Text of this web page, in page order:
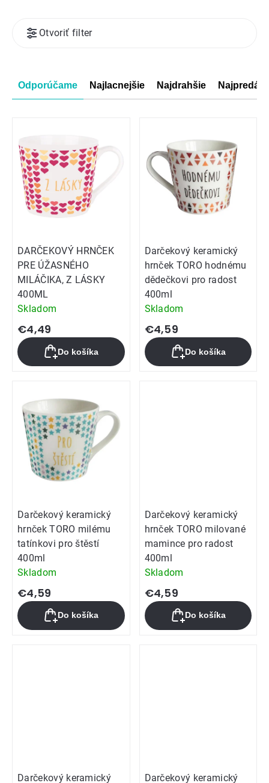
Radenie
produktov
Odporúčame Najlacnejšie Najdrahšie
Otvoriť filter
Výpis
DARČEKOVÝ HRNČEK
PRE ÚŽASNÉHO
MILÁČIKA, Z LÁSKY
400ML
Skladom
€4,49
Do košíka
Darčekový keramický
hrnček TORO hodnému
dědečkovi pro radost
400ml
Skladom
€4,59
Do košíka
Darčekový keramický
hrnček TORO milému
tatínkovi pro štěstí
400ml
Skladom
€4,59
Do košíka
Darčekový keramický
hrnček TORO milované
mamince pro radost
400ml
Skladom
€4,59
Do košíka
Darčekový keramický
Darčekový keramický